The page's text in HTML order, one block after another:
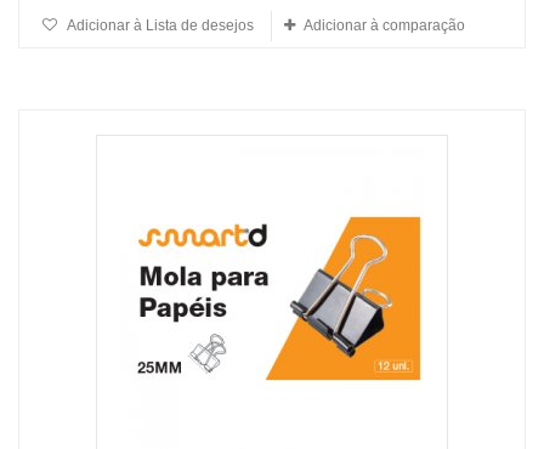
Adicionar à Lista de desejos Adicionar à comparação